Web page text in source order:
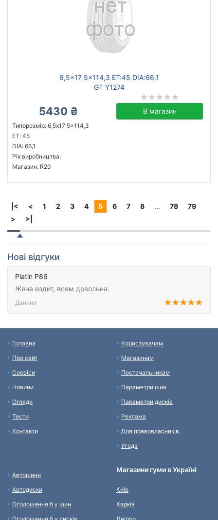
6,5x17 5x114,3 ET:45 DIA:66,1
GT Y1274
5430 ₴ В магазин
Типорозмір: 6,5x17 5x114,3
ET: 45
DIA: 66,1
Рік виробництва:
Магазин: R20
|< < 1 2 3 4 5 6 7 8 ... 78
79
>
>|
Нові відгуки
Platin P86
Жена ездит, всем довольна.
Даниил
Головна
Про сайт
Сервіси
Новини
Огляди
Тести
Контакти
Користувачам
Магазинам
Постачальникам
Параметри шин
Параметри дисків
Реклама
Для правовласників
Угода
Автошини
Автодиски
Оголошення б у шин
Магазини гуми в Україні
Київ
Харків